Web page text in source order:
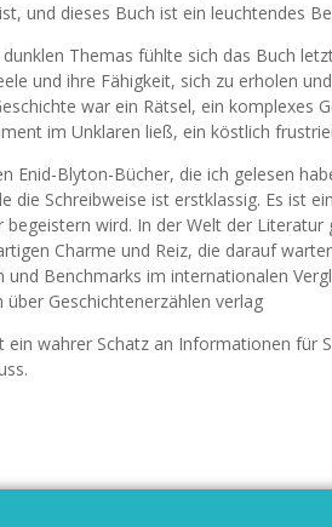
und dieses Buch ist ein leuchtendes
Themas fühlte sich das Buch
und ihre Fähigkeit, sich zu erholen
war ein Rätsel, ein komplexes
im Unklaren ließ, ein köstlich
Enid-Blyton-Bücher, die ich gelesen
die Schreibweise ist erstklassig. Es ist
begeistern wird. In der Welt der
Charme und Reiz, die darauf
und Benchmarks im internationalen
über Geschichtenerzählen verlag
ein wahrer Schatz an Informationen für